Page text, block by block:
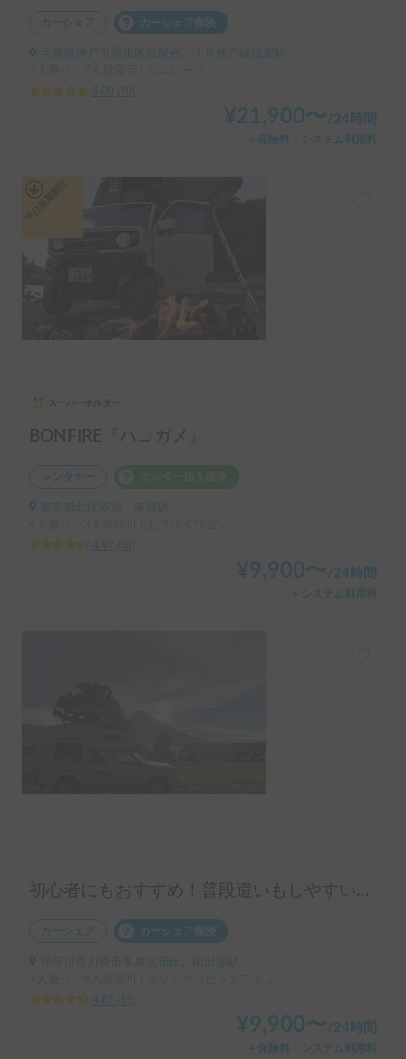
カーシェア カーシェア保険
兵庫県神戸市垂水区塩屋台, ' ＪＲ神戸線塩屋駅
5.00
40
¥21,900〜/24時間
＋保険料・システム利用料
BONFIRE『ハコガメ』
レンタカー
東京都北区赤羽, ' 赤羽駅
4.97
38
¥9,900〜 /24時間
＋システム利用料
初心者にもおすすめ！普段遣いもしやすいピックアップトラックキャンピングカー！
カーシェア カーシェア保険
神奈川県川崎市多摩区布田, ' 稲田堤駅
4.87
39
¥9,900〜 /24時間
＋保険料・システム利用料